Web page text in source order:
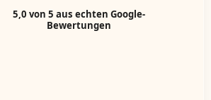
5,0 von 5 aus echten Google-
Bewertungen